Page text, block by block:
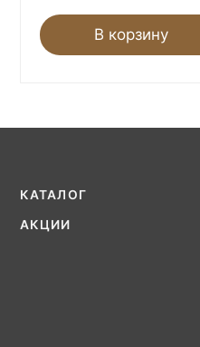
В корзину
КАТАЛОГ
АКЦИИ